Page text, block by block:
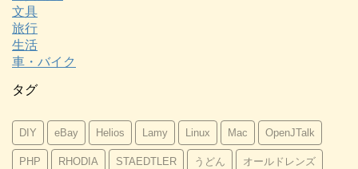
文具
旅行
生活
車・バイク
タグ
DIY eBay Helios Lamy Linux Mac OpenJTalk
PHP RHODIA STAEDTLER うどん オールドレンズ